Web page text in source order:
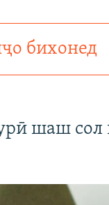
бихонед
шаш сол